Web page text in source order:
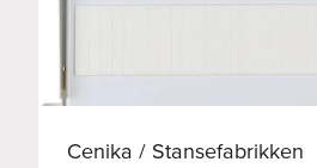
Cenika / Stansefabrikken